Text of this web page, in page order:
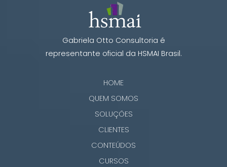
Gabriela Otto Consultoria é
representante oficial da HSMAI Brasil.
HOME
QUEM SOMOS
SOLUÇÕES
CLIENTES
CONTEÚDOS
CURSOS